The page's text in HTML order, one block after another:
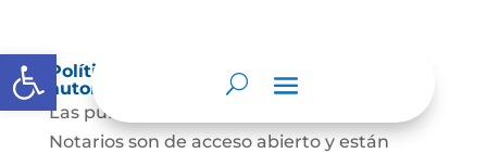
Abrir barra de herramientas
Política de derechos de autor y/o
autorización de uso sobre los contenidos
Las publicaciones de la UCNC y de los
Notarios son de acceso abierto y están